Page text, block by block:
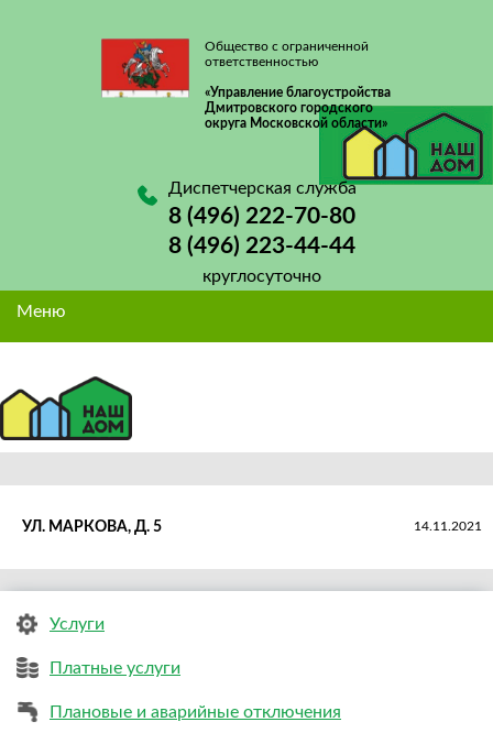
Общество с ограниченной
ответственностью
«Управление благоустройства
Дмитровского городского
округа Московской области»
Диспетчерская служба
8 (496) 222-70-80
8 (496) 223-44-44
круглосуточно
Меню
Услуги
Платные услуги
Плановые и аварийные отключения
УЛ. МАРКОВА, Д. 5 14.11.2021